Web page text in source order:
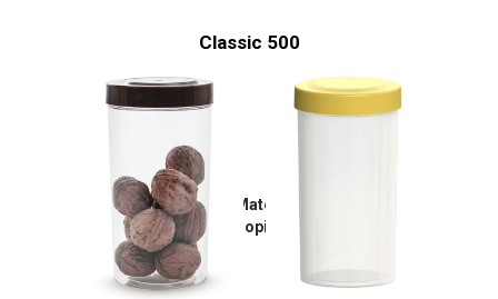
Classic 500
Tampa: H043-0T / Materiais Disponíveis:
Polipropileno